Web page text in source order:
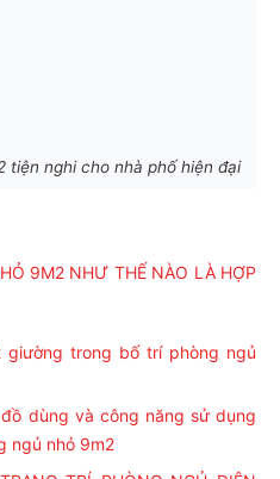
tiện nghi cho nhà phố hiện đại
9M2 NHƯ THẾ NÀO LÀ HỢP
giường trong bố trí phòng ngủ
dùng và công năng sử dụng
ngủ nhỏ 9m2